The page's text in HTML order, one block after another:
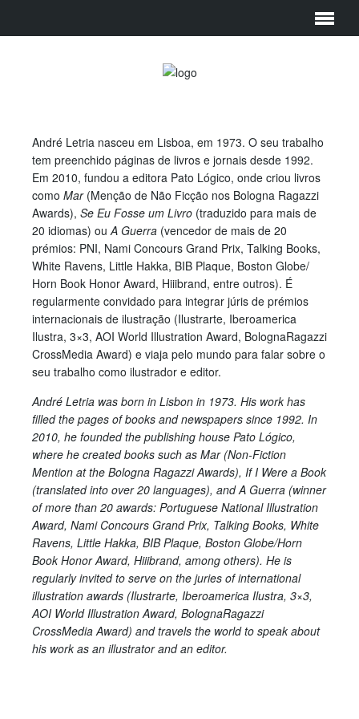
André Letria nasceu em Lisboa, em 1973. O seu trabalho
tem preenchido páginas de livros e jornais desde 1992.
Em 2010, fundou a editora Pato Lógico, onde criou livros
como Mar(Menção de Não Ficção nos Bologna Ragazzi
Awards), Se Eu Fosse um Livro (traduzido para mais de
20 idiomas) ouA Guerra (vencedor de mais de 20
prémios: PNI, Nami Concours Grand Prix, Talking Books,
White Ravens, Little Hakka, BIB Plaque, Boston Globe/
Horn Book Honor Award, Hiiibrand, entre outros). É
regularmente convidado para integrar júris de prémios
internacionais de ilustração (Ilustrarte, Iberoamerica
Ilustra, 3×3, AOI World Illustration Award, BolognaRagazzi
CrossMedia Award) e viaja pelo mundo para falar sobre o
seu trabalho como ilustrador e editor.
André Letria was born in Lisbon in 1973. His work has
filled the pages of books and newspapers since 1992. In
2010, he founded the publishing house Pato Lógico,
where he created books such as Mar (Non-Fiction
Mention at the Bologna Ragazzi Awards), If I Were a Book
(translated into over 20 languages), and A Guerra (winner
of more than 20 awards: Portuguese National Illustration
Award, Nami Concours Grand Prix, Talking Books, White
Ravens, Little Hakka, BIB Plaque, Boston Globe/Horn
Book Honor Award, Hiiibrand, among others). He is
regularly invited to serve on the juries of international
illustration awards (Ilustrarte, Iberoamerica Ilustra, 3×3,
AOI World Illustration Award, BolognaRagazzi
CrossMedia Award) and travels the world to speak about
his work as an illustrator and an editor.